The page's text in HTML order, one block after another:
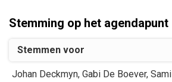
Stemming op het agendapunt
Stemmen voor
Johan Deckmyn, Gabi De Boever, Sami